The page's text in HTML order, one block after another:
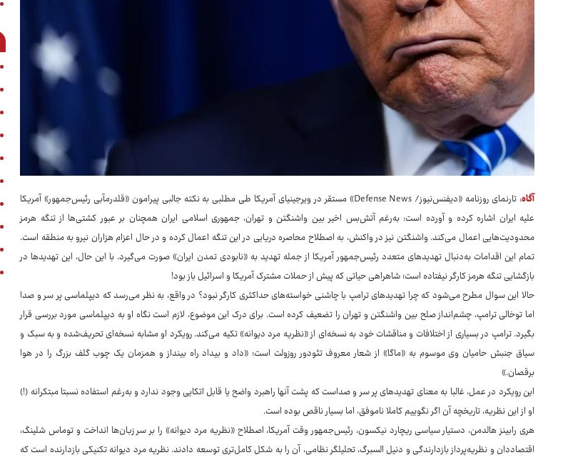
آگاه
: تارنمای روزنامه «دیفنس‌نیوز/ Defense News» مستقر در ویرجینیای آمریکا طی مطلبی به نکته جالبی پیرامون «قلدرمآبی رئیس‌جمهور» آمریکا
علیه ایران اشاره کرده و آورده است: به‌رغم آتش‌بس اخیر بین واشنگتن و تهران، جمهوری اسلامی ایران همچنان بر عبور کشتی‌ها از تنگه هرمز
محدودیت‌هایی اعمال می‌کند. واشنگتن نیز در واکنش، به اصطلاح محاصره دریایی در این تنگه اعمال کرده و در حال اعزام هزاران نیرو به منطقه است.
تمام این اقدامات به‌دنبال تهدیدهای متعدد رئیس‌جمهور آمریکا از جمله تهدید به «نابودی تمدن ایران» صورت می‌گیرد. با این حال، این تهدیدها در
بازگشایی تنگه هرمز کارگر نیفتاده است؛ شاهراهی حیاتی که پیش از حملات مشترک آمریکا و اسرائیل باز بود!
حالا این سوال مطرح می‌شود که چرا تهدیدهای ترامپ با چاشنی خواسته‌های حداکثری کارگر نبود؟ در واقع، به نظر می‌رسد که دیپلماسی پر سر و صدا
اما توخالی ترامپ، چشم‌انداز صلح بین واشنگتن و تهران را تضعیف کرده است. برای درک این موضوع، لازم است نگاه او به دیپلماسی مورد بررسی قرار
بگیرد. ترامپ در بسیاری از اختلافات و مناقشات خود به نسخه‌ای از «نظریه مرد دیوانه» تکیه می‌کند. رویکرد او مشابه نسخه‌ای تحریف‌شده و به سبک و
سیاق جنبش حامیان وی موسوم به «ماگا» از شعار معروف تئودور روزولت است؛ «داد و بیداد راه بینداز و همزمان یک چوب گلف بزرگ را در هوا
برقصان.»
این رویکرد در عمل، غالبا به معنای تهدیدهای پر سر و صداست که پشت آنها راهبرد واضح یا قابل اتکایی وجود ندارد و به‌رغم استفاده نسبتا مبتکرانه (!)
او از این نظریه، تاریخچه آن اگر نگوییم کاملا ناموفق، اما بسیار ناقص بوده است.
هری رابینز هالدمن، دستیار سیاسی ریچارد نیکسون، رئیس‌جمهور وقت آمریکا، اصطلاح «نظریه مرد دیوانه» را بر سر زبان‌ها انداخت و توماس شلینگ،
اقتصاددان و نظریه‌پرداز بازدارندگی و دنیل السبرگ، تحلیلگر نظامی، آن را به شکل کامل‌تری توسعه دادند. نظریه مرد دیوانه تکنیکی بازدارنده است که